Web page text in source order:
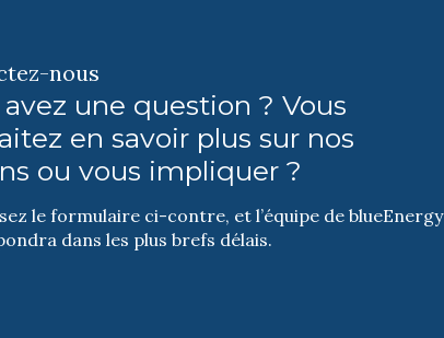
nous
avez une question ? Vous
en savoir plus sur nos
ou vous impliquer ?
le formulaire ci-contre, et l’équipe de blueEnergy
dans les plus brefs délais.